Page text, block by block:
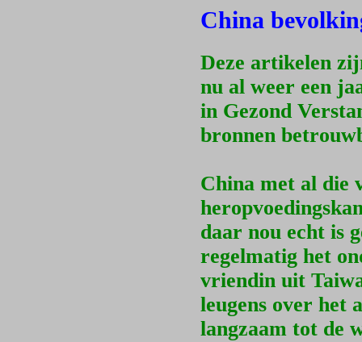
China
Deze artikelen
nu al weer een
in Gezond
bronnen
China met al die
daar nou echt is
regelmatig het
vriendin uit
leugens over het
langzaam tot de